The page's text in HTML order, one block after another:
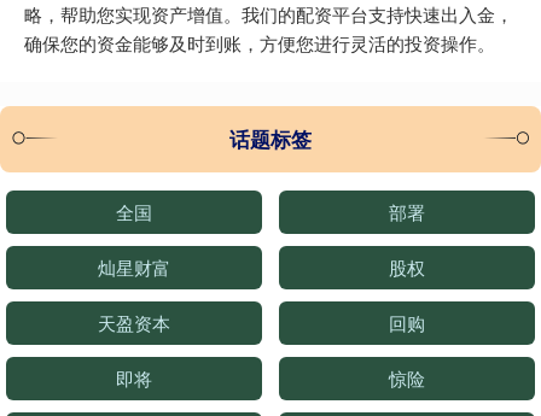
略，帮助您实现资产增值。我们的配资平台支持快速出入金，
确保您的资金能够及时到账，方便您进行灵活的投资操作。
话题标签
全国 部署
灿星财富 股权
天盈资本 回购
即将 惊险